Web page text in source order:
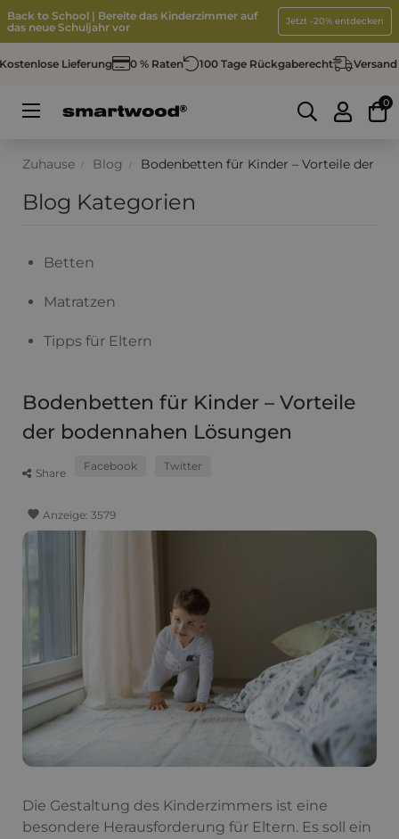
Back to School | Bereite das Kinderzimmer auf
das neue Schuljahr vor
Jetzt -20% entdecken
Lieferung 0 % Raten 100 Tage Rückgaberecht Versand in
Umschalten
☰ 0
Zuhause Blog Bodenbetten für Kinder – Vorteile der
Blog Kategorien
Betten
Matratzen
Tipps für Eltern
Bodenbetten für Kinder – Vorteile
der bodennahen Lösungen
Share
Facebook Twitter
favorite Anzeige: 3579
Die Gestaltung des Kinderzimmers ist eine
besondere Herausforderung für Eltern. Es soll ein